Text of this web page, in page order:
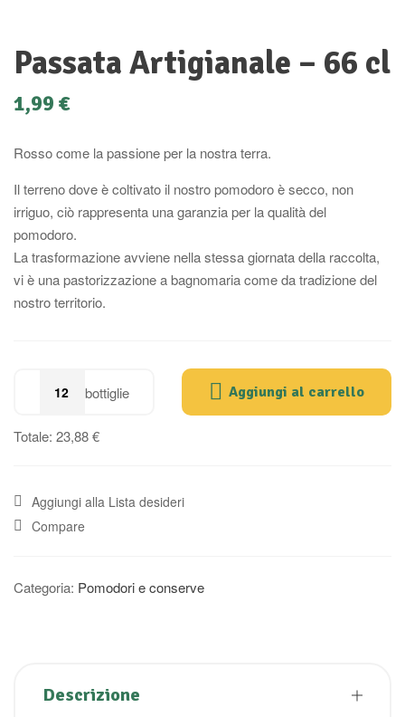
Passata Artigianale – 66 cl
1,99 €
Rosso come la passione per la nostra terra.
Il terreno dove è coltivato il nostro pomodoro è secco, non
irriguo, ciò rappresenta una garanzia per la qualità del
pomodoro.
La trasformazione avviene nella stessa giornata della raccolta,
vi è una pastorizzazione a bagnomaria come da tradizione del
nostro territorio.
bottiglie Aggiungi al carrello
Totale: 23,88 €
Aggiungi alla Lista desideri
Compare
Categoria: Pomodori e conserve
Descrizione